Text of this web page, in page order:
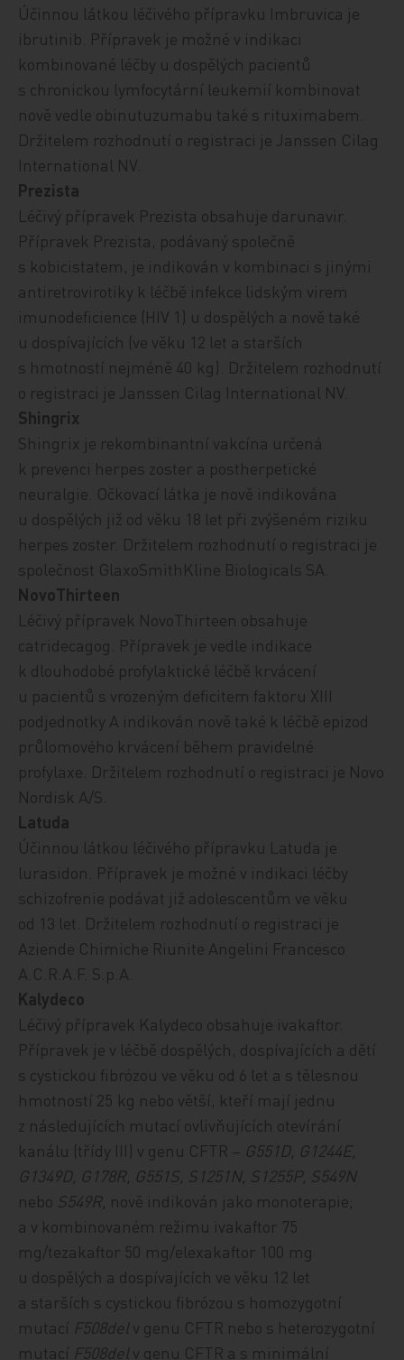
Účinnou látkou léčivého přípravku Imbruvica je
ibrutinib. Přípravek je možné v indikaci
kombinované léčby u dospělých pacientů
s chronickou lymfocytární leukemií kombinovat
nově vedle obinutuzumabu také s rituximabem.
Držitelem rozhodnutí o registraci je Janssen Cilag
International NV.
Prezista
Léčivý přípravek Prezista obsahuje darunavir.
Přípravek Prezista, podávaný společně
s kobicistatem, je indikován v kombinaci s jinými
antiretrovirotiky k léčbě infekce lidským virem
imunodeficience (HIV 1) u dospělých a nově také
u dospívajících (ve věku 12 let a starších
s hmotností nejméně 40 kg). Držitelem rozhodnutí
o registraci je Janssen Cilag International NV.
Shingrix
Shingrix je rekombinantní vakcína určená
k prevenci herpes zoster a postherpetické
neuralgie. Očkovací látka je nově indikována
u dospělých již od věku 18 let při zvýšeném riziku
herpes zoster. Držitelem rozhodnutí o registraci je
společnost Glaxo­SmithKline Biologicals SA.
NovoThirteen
Léčivý přípravek NovoThirteen obsahuje
catridecagog. Přípravek je vedle indikace
k dlouhodobé profylaktické léčbě krvácení
u pacientů s vrozeným deficitem faktoru XIII
podjednotky A indikován nově také k léčbě epizod
průlomového krvácení během pravidelné
profylaxe. Držitelem rozhodnutí o registraci je Novo
Nordisk A/S.
Latuda
Účinnou látkou léčivého přípravku Latuda je
lurasidon. Přípravek je možné v indikaci léčby
schizofrenie podávat již adolescentům ve věku
od 13 let. Držitelem rozhodnutí o registraci je
Aziende Chimiche Riunite Angelini Francesco
A.C.R.A.F. S.p.A.
Kalydeco
Léčivý přípravek Kalydeco obsahuje ivakaftor.
Přípravek je v léčbě dospělých, dospívajících a dětí
s cystickou fibrózou ve věku od 6 let a s tělesnou
hmotností 25 kg nebo větší, kteří mají jednu
z následujících mutací ovlivňujících otevírání
kanálu (třídy III) v genu CFTR – G551D, G1244E,
G1349D, G178R, G551S, S1251N, S1255P, S549N
nebo S549R, nově indikován jako monoterapie;
a v kombinovaném režimu ivakaftor 75
mg/tezakaftor 50 mg/elexakaftor 100 mg
u dospělých a dospívajících ve věku 12 let
a starších s cystickou fibrózou s homozygotní
mutací F508del v genu CFTR nebo s heterozygotní
mutací F508del v genu CFTR a s minimální